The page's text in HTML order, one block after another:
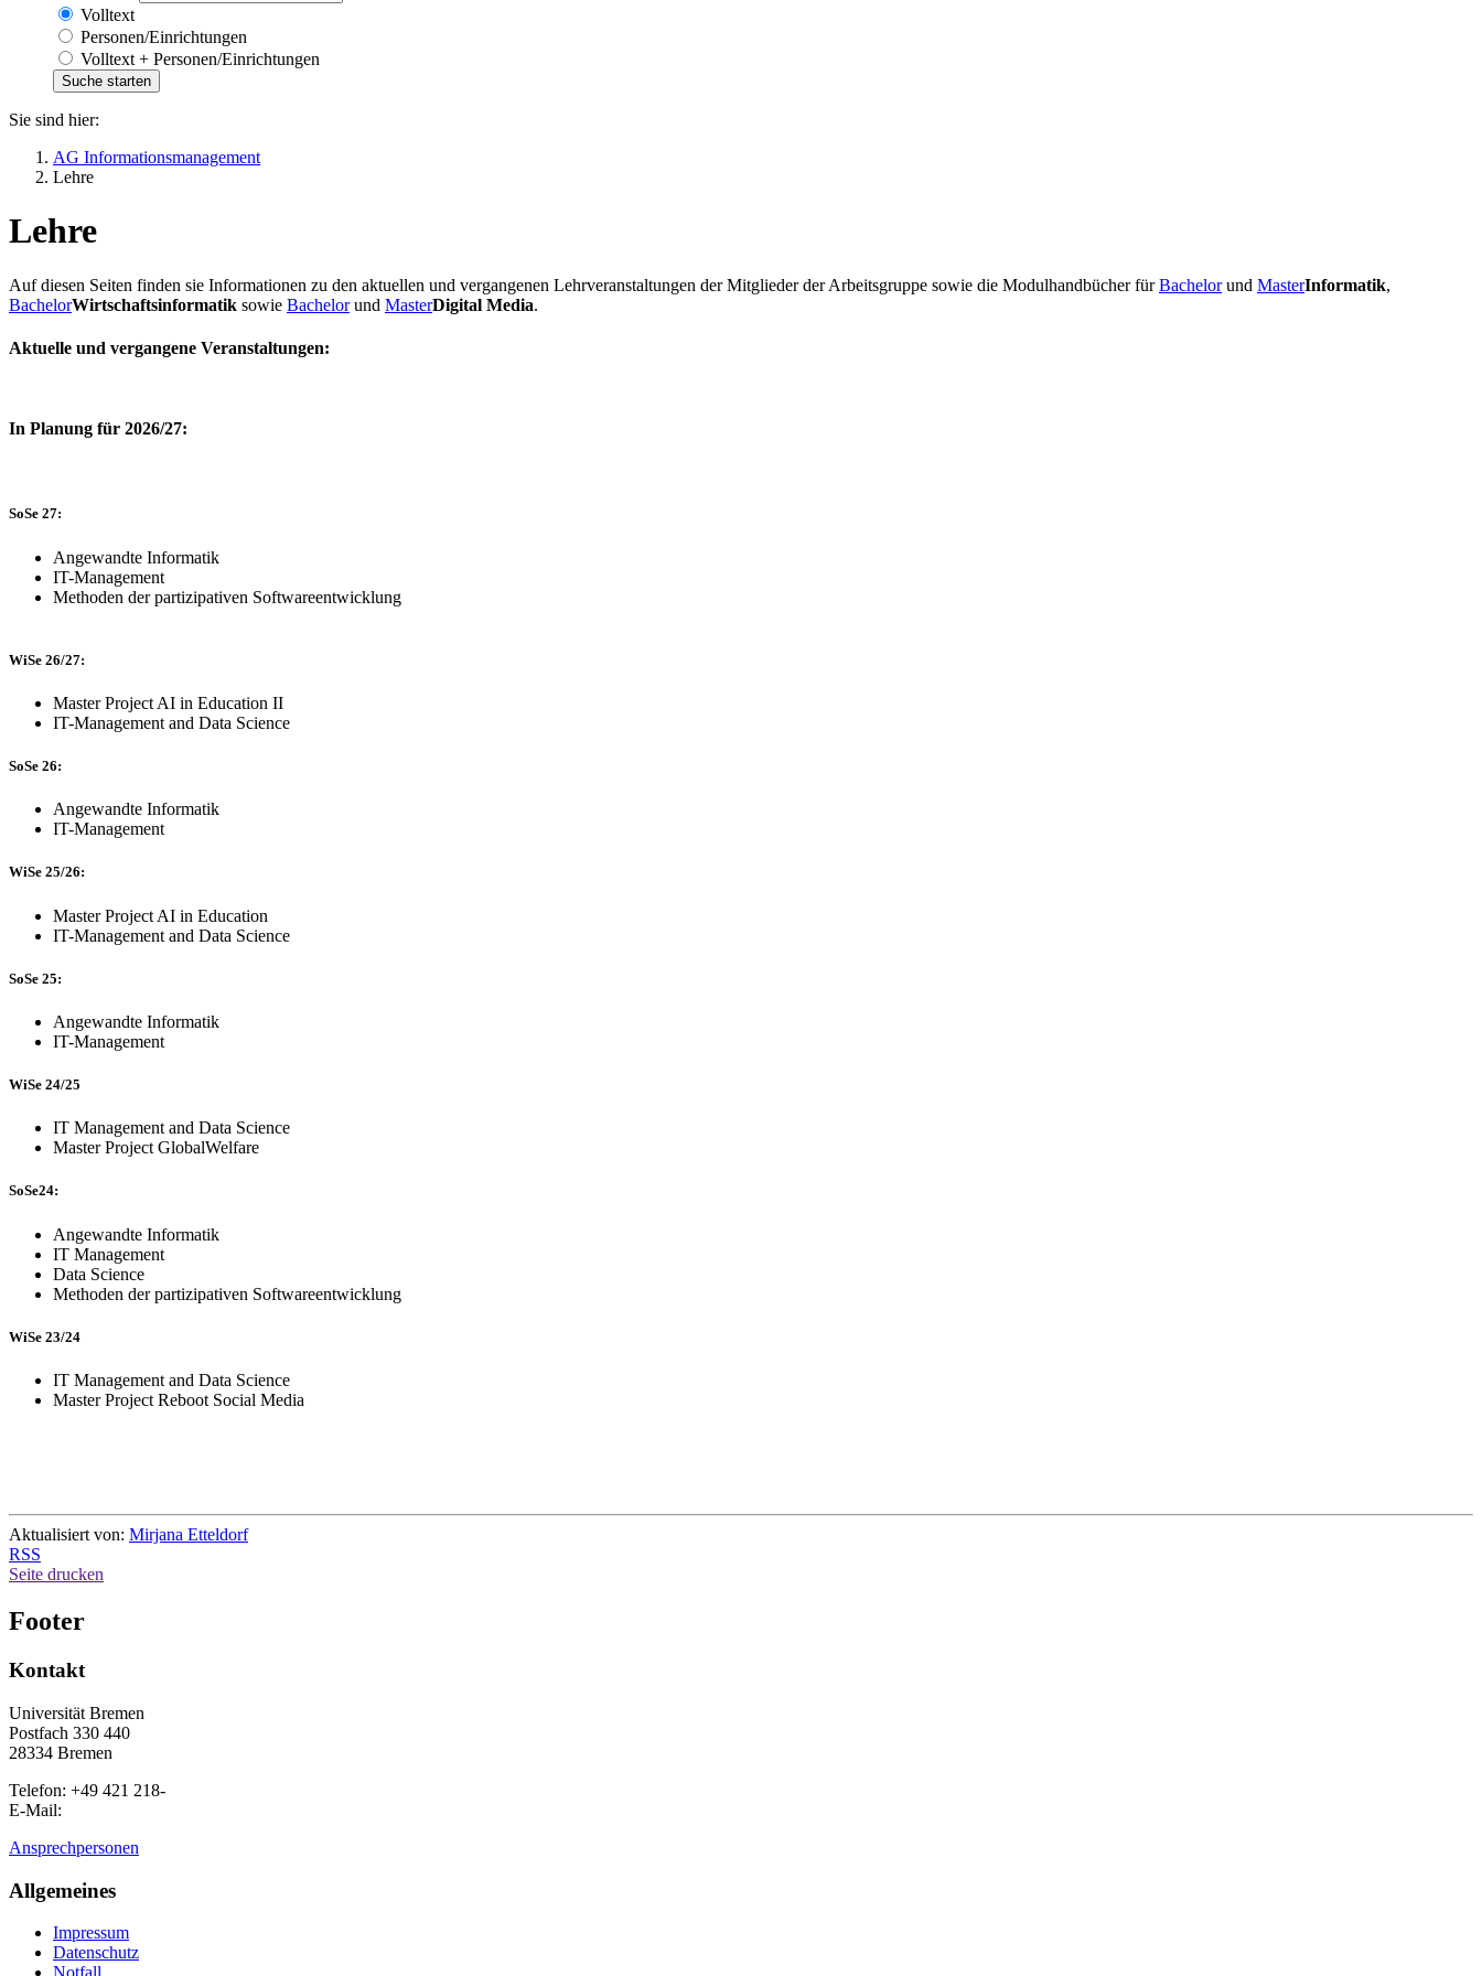
Volltext
Personen/Einrichtungen
Volltext + Personen/Einrichtungen
Sie sind hier:
AG Informationsmanagement
Lehre
Lehre
Auf diesen Seiten finden sie Informationen zu den aktuellen und vergangenen Lehrveranstaltungen der Mitglieder der Arbeitsgruppe sowie die Modulhandbücher fürBachelorund MasterInformatik,
BachelorWirtschaftsinformatik sowie Bachelorund MasterDigital Media.
Aktuelle und vergangene Veranstaltungen:
In Planung für 2026/27:
SoSe 27:
Angewandte Informatik
IT-Management
Methoden der partizipativen Softwareentwicklung
WiSe 26/27:
Master Project AI in Education II
IT-Management and Data Science
SoSe 26:
Angewandte Informatik
IT-Management
WiSe 25/26:
Master Project AI in Education
IT-Management and Data Science
SoSe 25:
Angewandte Informatik
IT-Management
WiSe 24/25
IT Management and Data Science
Master Project GlobalWelfare
SoSe24:
Angewandte Informatik
IT Management
Data Science
Methoden der partizipativen Softwareentwicklung
WiSe 23/24
IT Management and Data Science
Master Project Reboot Social Media
Aktualisiert von: Mirjana Etteldorf
RSS
Seite drucken
Footer
Kontakt
Universität Bremen
Postfach 330 440
28334 Bremen
Telefon: +49 421 218-
E-Mail:
Ansprechpersonen
Allgemeines
Impressum
Datenschutz